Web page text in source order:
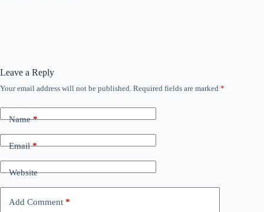
Leave a Reply
Your email address will not be published. Required fields are marked *
Name*
Email*
Website
Add Comment *